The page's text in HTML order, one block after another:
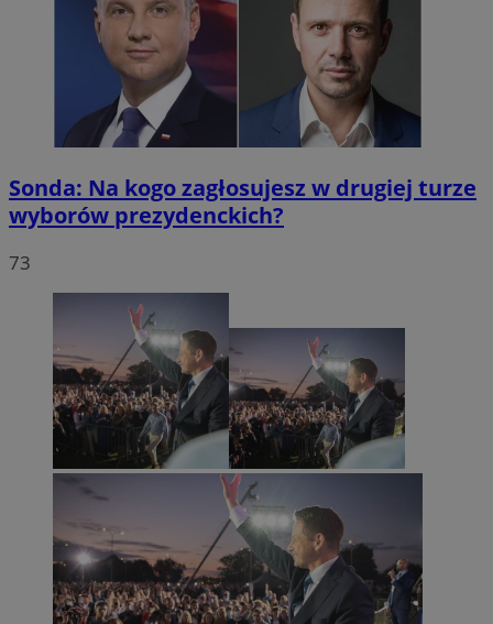
Sonda: Na kogo zagłosujesz w drugiej turze
wyborów prezydenckich?
73